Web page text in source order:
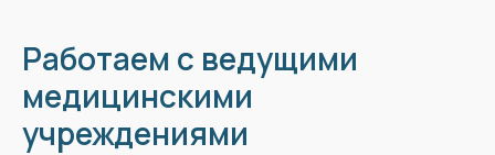
Работаем с ведущими
медицинскими
учреждениями